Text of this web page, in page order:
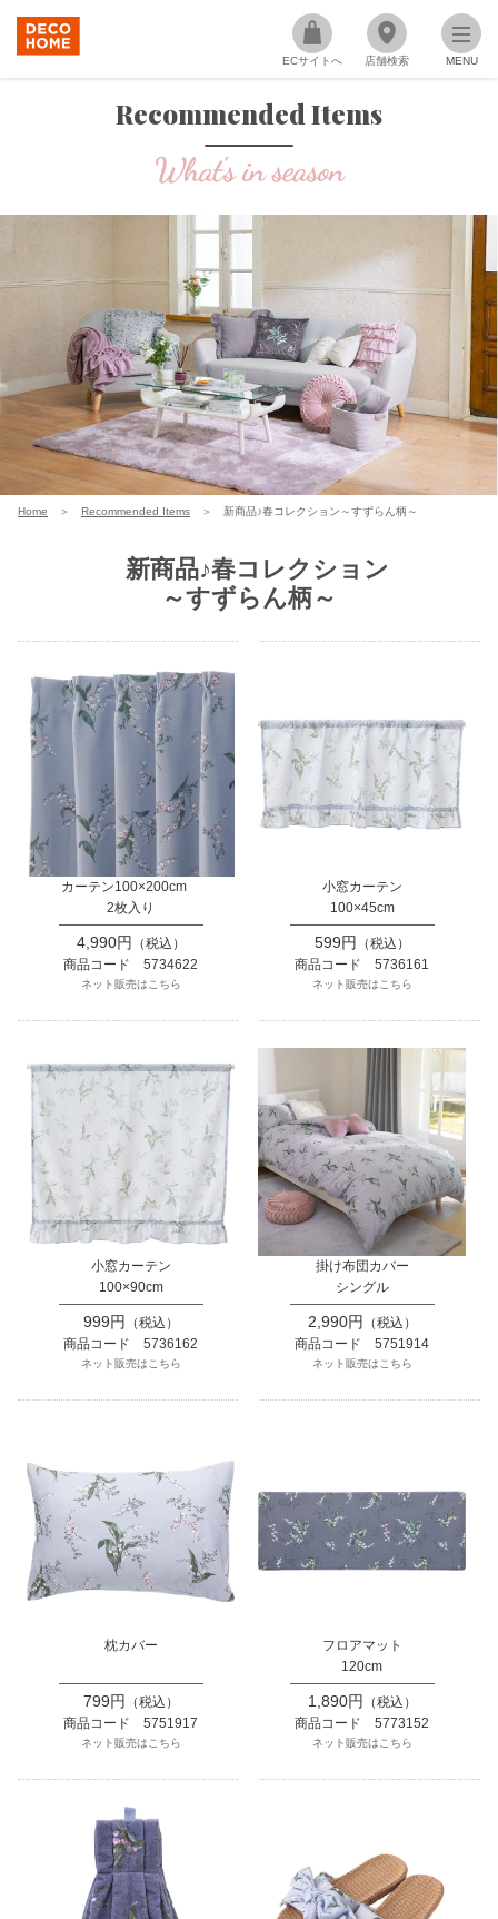
MENU
ECサイトへ 店舗検索
Recommended Items
Home ＞ Recommended Items ＞ 新商品♪春コレクション～すずらん柄～
新商品♪春コレクション
～すずらん柄～
カーテン100×200cm
2枚入り
4,990円
（税込）
商品コード 5734622
ネット販売はこちら
小窓カーテン
100×45cm
599円
（税込）
商品コード 5736161
ネット販売はこちら
小窓カーテン
100×90cm
999円
（税込）
商品コード 5736162
ネット販売はこちら
掛け布団カバー
シングル
2,990円
（税込）
商品コード 5751914
ネット販売はこちら
枕カバー
799円
（税込）
商品コード 5751917
ネット販売はこちら
フロアマット
120cm
1,890円
（税込）
商品コード 5773152
ネット販売はこちら